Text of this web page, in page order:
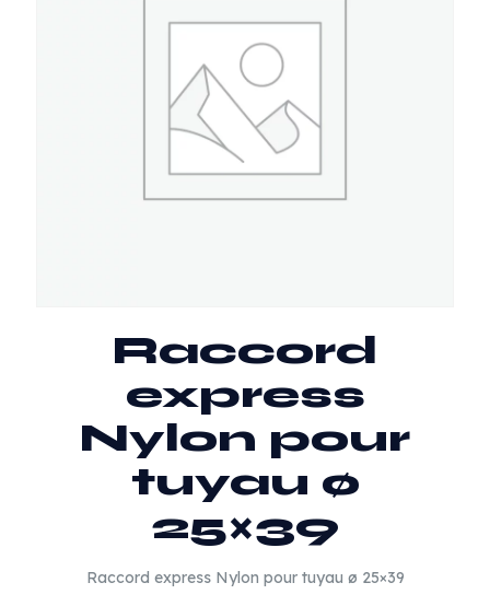
Raccord
express
Nylon pour
tuyau ø
25×39
Raccord express Nylon pour tuyau ø 25×39